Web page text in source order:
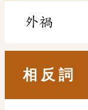
外禍
相 反 詞